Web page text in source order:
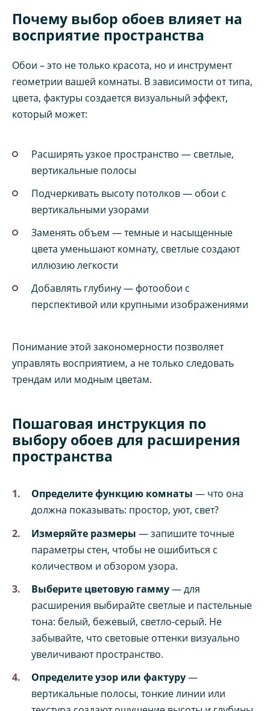
Почему выбор обоев влияет на
восприятие пространства
Обои – это не только красота, но и инструмент
геометрии вашей комнаты. В зависимости от типа,
цвета, фактуры создается визуальный эффект,
который может:
Расширять узкое пространство — светлые,
вертикальные полосы
Подчеркивать высоту потолков — обои с
вертикальными узорами
Заменять объем — темные и насыщенные
цвета уменьшают комнату, светлые создают
иллюзию легкости
Добавлять глубину — фотообои с
перспективой или крупными изображениями
Понимание этой закономерности позволяет
управлять восприятием, а не только следовать
трендам или модным цветам.
Пошаговая инструкция по
выбору обоев для расширения
пространства
Определите функцию комнаты — что она
должна показывать: простор, уют, свет?
Измеряйте размеры — запишите точные
параметры стен, чтобы не ошибиться с
количеством и обзором узора.
Выберите цветовую гамму— для
расширения выбирайте светлые и пастельные
тона: белый, бежевый, светло-серый. Не
забывайте, что световые оттенки визуально
увеличивают пространство.
Определите узор или фактуру—
вертикальные полосы, тонкие линии или